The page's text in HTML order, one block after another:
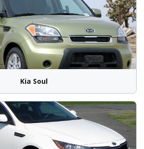
Kia Soul